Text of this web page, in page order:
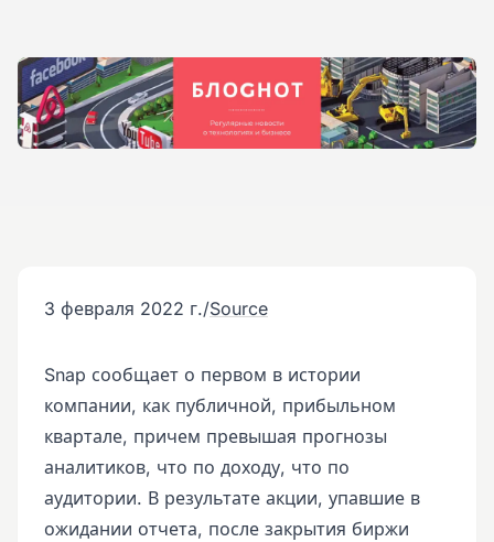
3 февраля 2022 г./Source
Snap сообщает о первом в истории
компании, как публичной, прибыльном
квартале, причем превышая прогнозы
аналитиков, что по доходу, что по
аудитории. В результате акции, упавшие в
ожидании отчета, после закрытия биржи